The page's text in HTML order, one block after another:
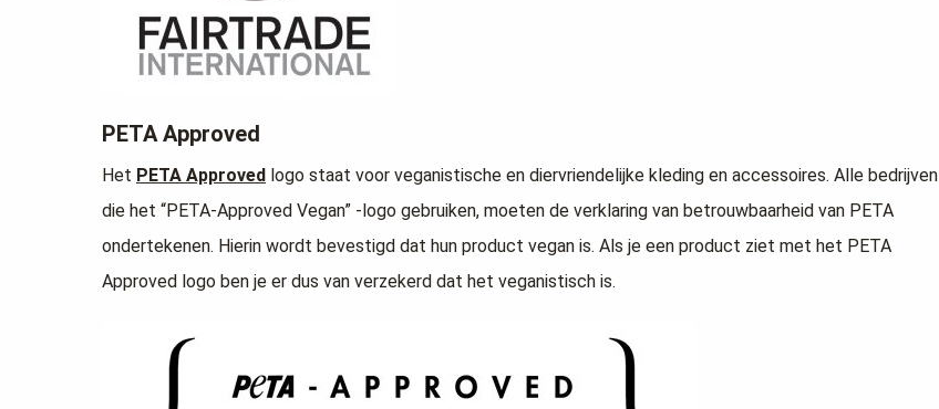
PETA Approved
Het PETA Approved logo staat voor veganistische en diervriendelijke kleding en accessoires. Alle bedrijven
die het “PETA-Approved Vegan” -logo gebruiken, moeten de verklaring van betrouwbaarheid van PETA
ondertekenen. Hierin wordt bevestigd dat hun product vegan is. Als je een product ziet met het PETA
Approved logo ben je er dus van verzekerd dat het veganistisch is.